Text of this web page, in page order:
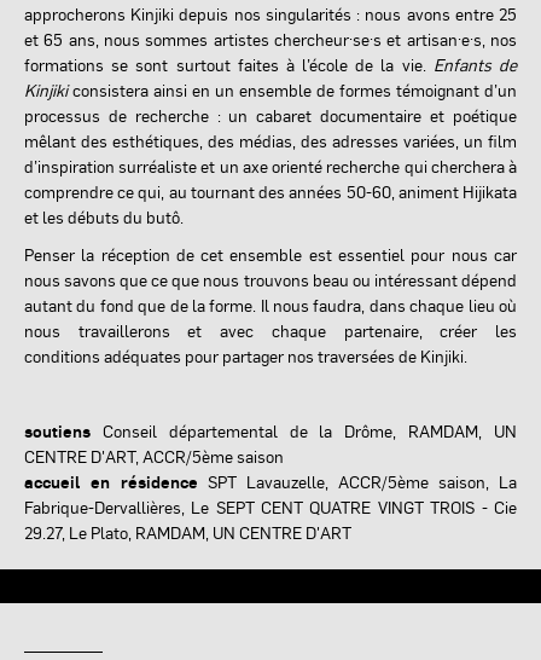
approcherons Kinjiki depuis nos singularités : nous avons entre 25
et 65 ans, nous sommes artistes chercheur·se·s et artisan·e·s, nos
formations se sont surtout faites à l’école de la vie. Enfants de
Kinjikiconsistera ainsi en un ensemble de formes témoignant d’un
processus de recherche : un cabaret documentaire et poétique
mêlant des esthétiques, des médias, des adresses variées, un film
d’inspiration surréaliste et un axe orienté recherche qui cherchera à
comprendre ce qui, au tournant des années 50-60, animent Hijikata
et les débuts du butô.
Penser la réception de cet ensemble est essentiel pour nous car
nous savons que ce que nous trouvons beau ou intéressant dépend
autant du fond que de la forme. Il nous faudra, dans chaque lieu où
nous travaillerons et avec chaque partenaire, créer les
conditions adéquates pour partager nos traversées de Kinjiki.
soutiens Conseil départemental de la Drôme, RAMDAM, UN
CENTRE D'ART, ACCR/5ème saison
accueil en résidence SPT Lavauzelle, ACCR/5ème saison, La
Fabrique-Dervallières, Le SEPT CENT QUATRE VINGT TROIS - Cie
29.27, Le Plato, RAMDAM, UN CENTRE D'ART